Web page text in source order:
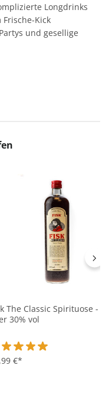
Longdrinks
Kick
und gesellige
5 Sternen
The Classic Spirituose - 1
30% vol
€*